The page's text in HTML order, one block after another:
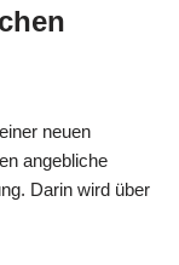
neuen
angebliche
Darin wird über